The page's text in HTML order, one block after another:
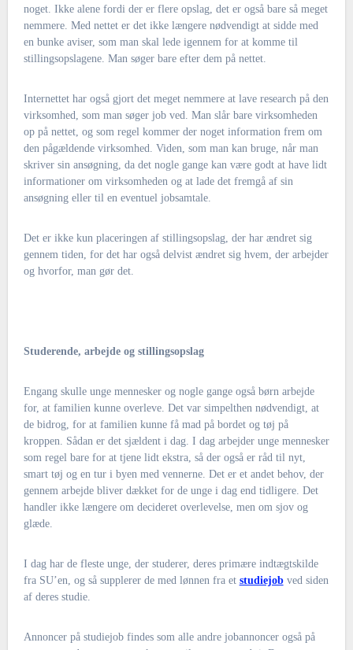
noget. Ikke alene fordi der er flere opslag, det er også bare så meget
nemmere. Med nettet er det ikke længere nødvendigt at sidde med
en bunke aviser, som man skal lede igennem for at komme til
stillingsopslagene. Man søger bare efter dem på nettet.
Internettet har også gjort det meget nemmere at lave research på den
virksomhed, som man søger job ved. Man slår bare virksomheden
op på nettet, og som regel kommer der noget information frem om
den pågældende virksomhed. Viden, som man kan bruge, når man
skriver sin ansøgning, da det nogle gange kan være godt at have lidt
informationer om virksomheden og at lade det fremgå af sin
ansøgning eller til en eventuel jobsamtale.
Det er ikke kun placeringen af stillingsopslag, der har ændret sig
gennem tiden, for det har også delvist ændret sig hvem, der arbejder
og hvorfor, man gør det.
Studerende, arbejde og stillingsopslag
Engang skulle unge mennesker og nogle gange også børn arbejde
for, at familien kunne overleve. Det var simpelthen nødvendigt, at
de bidrog, for at familien kunne få mad på bordet og tøj på
kroppen. Sådan er det sjældent i dag. I dag arbejder unge mennesker
som regel bare for at tjene lidt ekstra, så der også er råd til nyt,
smart tøj og en tur i byen med vennerne. Det er et andet behov, der
gennem arbejde bliver dækket for de unge i dag end tidligere. Det
handler ikke længere om decideret overlevelse, men om sjov og
glæde.
I dag har de fleste unge, der studerer, deres primære indtægtskilde
fra SU’en, og så supplerer de med lønnen fra et studiejobved siden
af deres studie.
Annoncer på studiejob findes som alle andre jobannoncer også på